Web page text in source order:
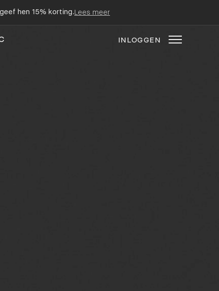
hen 15% korting. Lees meer
INLOGGEN